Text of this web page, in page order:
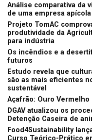
Análise comparativa da
de uma empresa
Projeto TomAC
produtividade da
para indústria
Os incêndios e a
futuros
Estudo revela que
são as mais eficientes
sustentável
Açafrão: Ouro Vermelho
DGAV atualizou os
Detenção Caseira de
Food4Sustainability
Curso Teórico-Prático